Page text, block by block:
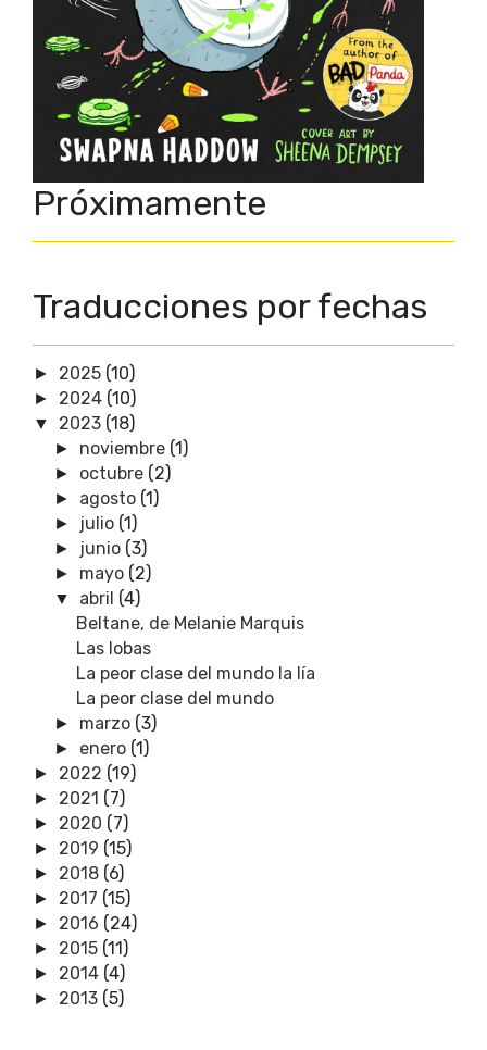
Próximamente
Traducciones por fechas
► 2025 (10)
► 2024 (10)
▼ 2023 (18)
► noviembre (1)
► octubre (2)
► agosto (1)
► julio (1)
► junio (3)
► mayo (2)
▼ abril (4)
Beltane, de Melanie Marquis
Las lobas
La peor clase del mundo la lía
La peor clase del mundo
► marzo (3)
► enero (1)
► 2022 (19)
► 2021 (7)
► 2020 (7)
► 2019 (15)
► 2018 (6)
► 2017 (15)
► 2016 (24)
► 2015 (11)
► 2014 (4)
► 2013 (5)